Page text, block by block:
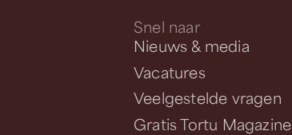
Snel naar
Nieuws & media
Vacatures
Veelgestelde vragen
Gratis Tortu Magazine